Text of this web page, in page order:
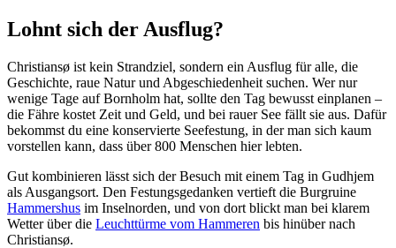
Lohnt sich der Ausflug?
Christiansø ist kein Strandziel, sondern ein Ausflug für alle, die
Geschichte, raue Natur und Abgeschiedenheit suchen. Wer nur
wenige Tage auf Bornholm hat, sollte den Tag bewusst einplanen –
die Fähre kostet Zeit und Geld, und bei rauer See fällt sie aus. Dafür
bekommst du eine konservierte Seefestung, in der man sich kaum
vorstellen kann, dass über 800 Menschen hier lebten.
Gut kombinieren lässt sich der Besuch mit einem Tag in Gudhjem
als Ausgangsort. Den Festungsgedanken vertieft die Burgruine
Hammershus im Inselnorden, und von dort blickt man bei klarem
Wetter über die Leuchttürme vom Hammeren bis hinüber nach
Christiansø.